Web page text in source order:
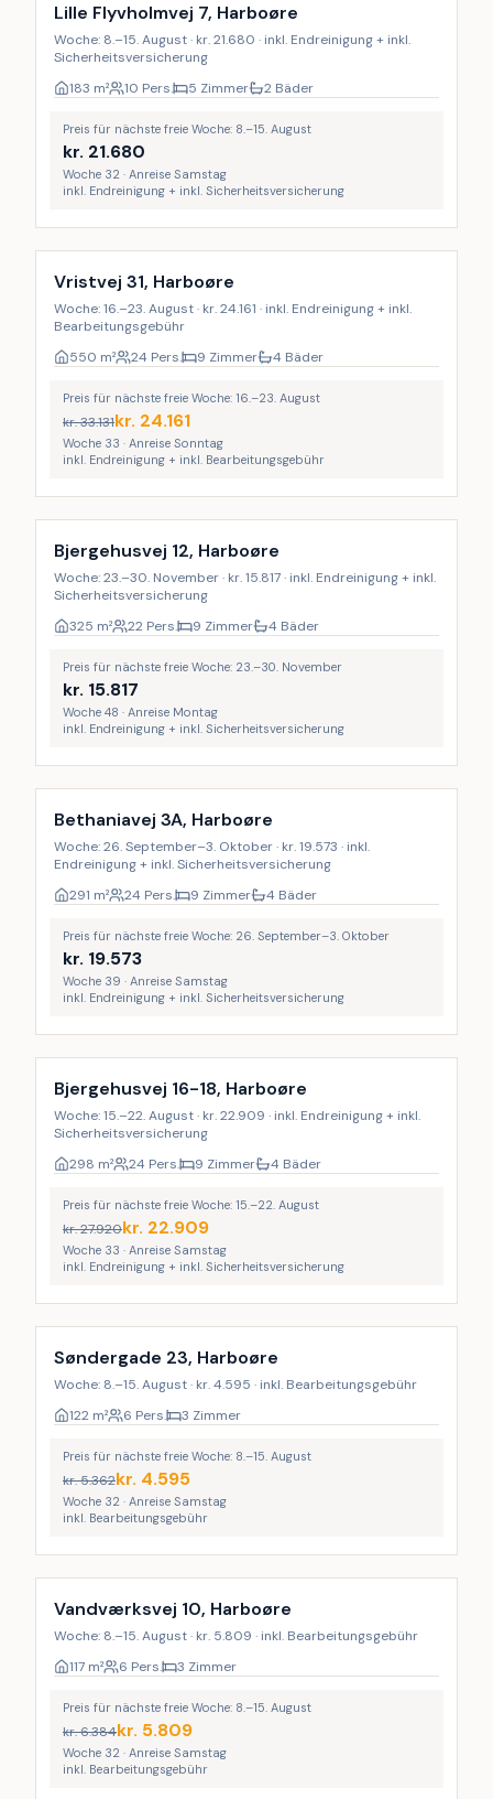
Lille Flyvholmvej 7, Harboøre
Woche: 8.–15. August · kr. 21.680 · inkl. Endreinigung + inkl.
Sicherheitsversicherung
183 m² 10 Pers. 5 Zimmer 2 Bäder
Preis für nächste freie Woche: 8.–15. August
kr. 21.680
Woche 32 · Anreise Samstag
inkl. Endreinigung + inkl. Sicherheitsversicherung
Inkl. Endreinigung
Vristvej 31, Harboøre
Woche: 16.–23. August · kr. 24.161 · inkl. Endreinigung + inkl.
Bearbeitungsgebühr
550 m² 24 Pers. 9 Zimmer 4 Bäder
Preis für nächste freie Woche: 16.–23. August
kr.33.131kr. 24.161
Woche 33 · Anreise Sonntag
inkl. Endreinigung + inkl. Bearbeitungsgebühr
Inkl. Endreinigung
Bjergehusvej 12, Harboøre
Woche: 23.–30. November · kr. 15.817 · inkl. Endreinigung + inkl.
Sicherheitsversicherung
325 m² 22 Pers. 9 Zimmer 4 Bäder
Preis für nächste freie Woche: 23.–30. November
kr. 15.817
Woche 48 · Anreise Montag
inkl. Endreinigung + inkl. Sicherheitsversicherung
Inkl. Endreinigung
Bethaniavej 3A, Harboøre
Woche: 26. September–3. Oktober · kr. 19.573 · inkl.
Endreinigung + inkl. Sicherheitsversicherung
291 m² 24 Pers. 9 Zimmer 4 Bäder
Preis für nächste freie Woche: 26. September–3. Oktober
kr. 19.573
Woche 39 · Anreise Samstag
inkl. Endreinigung + inkl. Sicherheitsversicherung
Inkl. Endreinigung
Bjergehusvej 16-18, Harboøre
Woche: 15.–22. August · kr. 22.909 · inkl. Endreinigung + inkl.
Sicherheitsversicherung
298 m² 24 Pers. 9 Zimmer 4 Bäder
Preis für nächste freie Woche: 15.–22. August
kr.27.920kr. 22.909
Woche 33 · Anreise Samstag
inkl. Endreinigung + inkl. Sicherheitsversicherung
Søndergade 23, Harboøre
Woche: 8.–15. August · kr. 4.595 · inkl. Bearbeitungsgebühr
122 m² 6 Pers. 3 Zimmer
Preis für nächste freie Woche: 8.–15. August
kr.5.362kr. 4.595
Woche 32 · Anreise Samstag
inkl. Bearbeitungsgebühr
Vandværksvej 10, Harboøre
Woche: 8.–15. August · kr. 5.809 · inkl. Bearbeitungsgebühr
117 m² 6 Pers. 3 Zimmer
Preis für nächste freie Woche: 8.–15. August
kr.6.384kr. 5.809
Woche 32 · Anreise Samstag
inkl. Bearbeitungsgebühr